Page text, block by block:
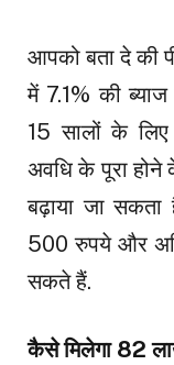
आपको बता दे की
में 7.1% की
15 सालों के
अवधि के पूरा
बढ़ाया जा
500 रुपये और
सकते हैं.
कैसे मिलेगा 82